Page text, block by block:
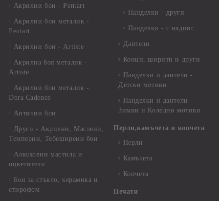
Акрилни бои - Pentart
Акрилни бои металик -
Pentart
Акрилни бои - Artiste
Акрилна боя металик -
Artiste
Акрилни бои металик -
Dora Cadence
Антични бои
Други - Акрилни, Маслени,
Темперни, Тебеширени бои
Алкохолни мастила и
оцветители
Бои за стъкло, керамика и
стирофом
Панделки - други
Панделки - с надпис
Дантели
Конци, ширити и други
Панделки и дантели -
Детски мотиви
Панделки и дантели -
Зимни и Коледни мотиви
Перли,камъчета и копчета
Перли
Камъчета
Копчета
Печати